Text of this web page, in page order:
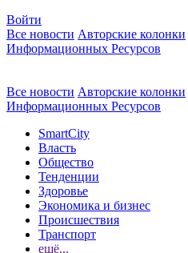
Войти
Все новости Авторские колонки
Информационных Ресурсов
Все новости Авторские колонки
Информационных Ресурсов
SmartCity
Власть
Общество
Тенденции
Здоровье
Экономика и бизнес
Происшествия
Транспорт
ещё...